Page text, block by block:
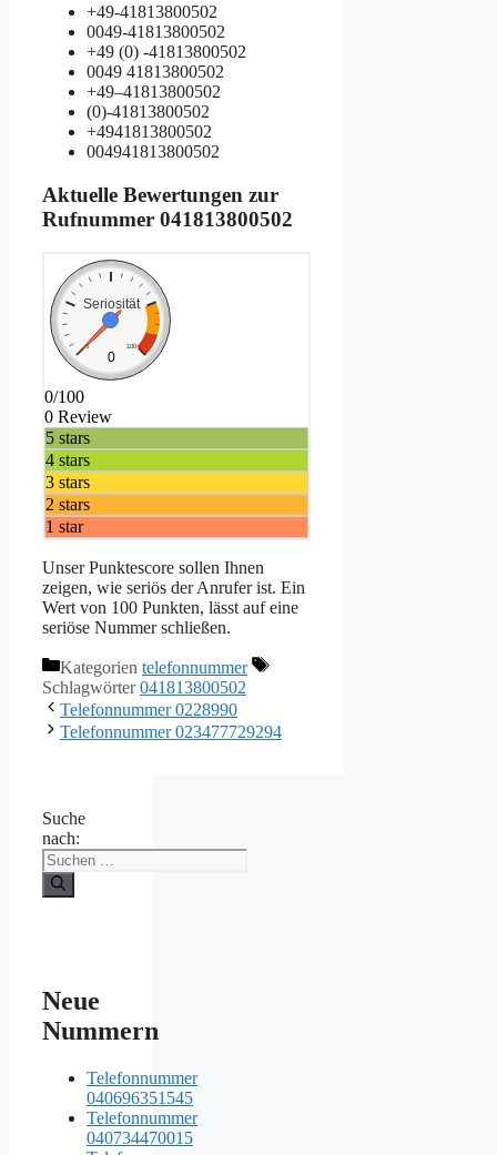
+49-41813800502
0049-41813800502
+49 (0) -41813800502
0049 41813800502
+49–41813800502
(0)-41813800502
+4941813800502
004941813800502
Aktuelle Bewertungen zur
Rufnummer 041813800502
Seriosität
0 100
0
0/100
0 Review
5 stars
4 stars
3 stars
2 stars
1 star
Unser Punktescore sollen Ihnen
zeigen, wie seriös der Anrufer ist. Ein
Wert von 100 Punkten, lässt auf eine
seriöse Nummer schließen.
Kategorien telefonnummer
Schlagwörter041813800502
Telefonnummer 0228990
Telefonnummer 023477729294
Suche
nach:
Neue
Nummern
Telefonnummer
040696351545
Telefonnummer
040734470015